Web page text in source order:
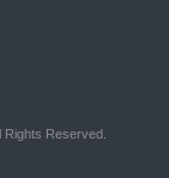
Reserved.